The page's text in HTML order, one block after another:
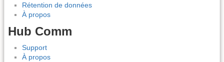
Rétention de données
À propos
Hub Comm
Support
À propos